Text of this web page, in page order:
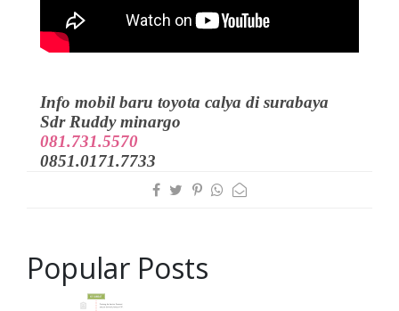
Info mobil baru toyota calya di surabaya
Sdr Ruddy minargo
081.731.5570
0851.0171.7733
Popular Posts